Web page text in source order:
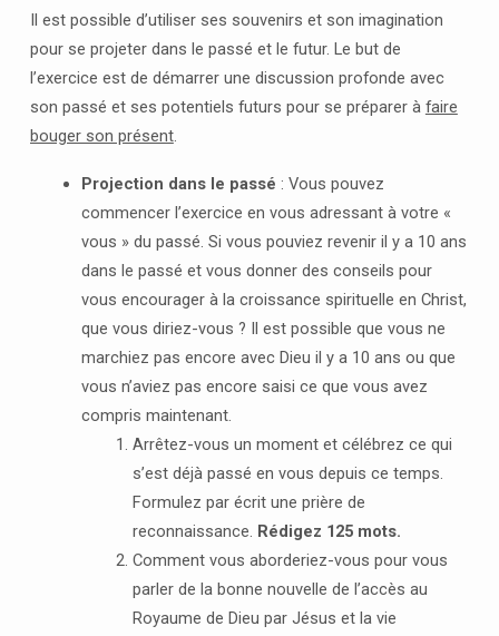
Il est possible d’utiliser ses souvenirs et son imagination
pour se projeter dans le passé et le futur. Le but de
l’exercice est de démarrer une discussion profonde avec
son passé et ses potentiels futurs pour se préparer à faire
bouger son présent.
Projection dans le passé : Vous pouvez
commencer l’exercice en vous adressant à votre «
vous » du passé. Si vous pouviez revenir il y a 10 ans
dans le passé et vous donner des conseils pour
vous encourager à la croissance spirituelle en Christ,
que vous diriez-vous ? Il est possible que vous ne
marchiez pas encore avec Dieu il y a 10 ans ou que
vous n’aviez pas encore saisi ce que vous avez
compris maintenant.
Arrêtez-vous un moment et célébrez ce qui
s’est déjà passé en vous depuis ce temps.
Formulez par écrit une prière de
reconnaissance. Rédigez 125 mots.
Comment vous aborderiez-vous pour vous
parler de la bonne nouvelle de l’accès au
Royaume de Dieu par Jésus et la vie